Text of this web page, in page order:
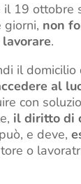
19 ottobre
giorni, non
.
il domicilio
al
con
il diritto di
e deve,
o